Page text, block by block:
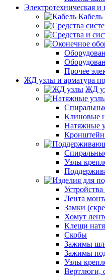
Электротехническая
Кабель
Прочее
ЖД узлы и арматура
ЖД
Клиновые
Натяжные
Узлы
Лента
Замки
Хомут
Клещи
Скобы
Зажимы
Зажимы
Узлы
Вертлюги,